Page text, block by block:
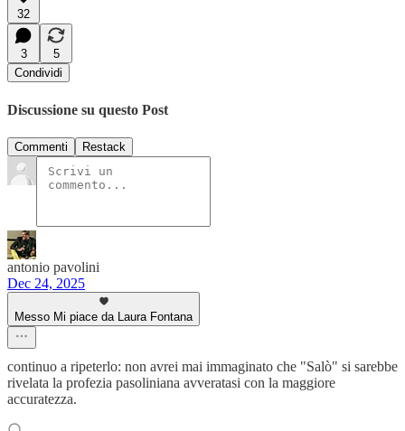
32
3
5
Condividi
Discussione su questo Post
Commenti Restack
antonio pavolini
Dec 24, 2025
Messo Mi piace da Laura Fontana
continuo a ripeterlo: non avrei mai immaginato che "Salò" si sarebbe
rivelata la profezia pasoliniana avveratasi con la maggiore
accuratezza.